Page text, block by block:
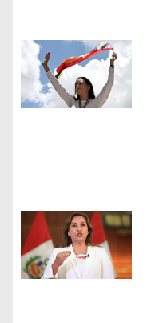
t
r
a
s